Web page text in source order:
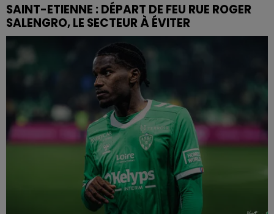
SAINT-ETIENNE : DÉPART DE FEU RUE ROGER
SALENGRO, LE SECTEUR À ÉVITER